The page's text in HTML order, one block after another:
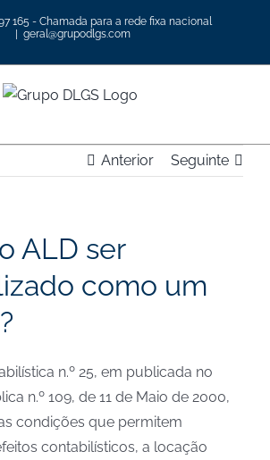
165 - Chamada para a rede fixa nacional
geral@grupodlgs.com
Anterior Seguinte
ALD ser
como um
n.º 25, em publicada no
n.º 109, de 11 de Maio de 2000,
condições que permitem
contabilísticos, a locação